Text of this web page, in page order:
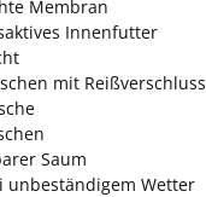
Membran
Innenfutter
mit Reißverschluss
Saum
unbeständigem Wetter